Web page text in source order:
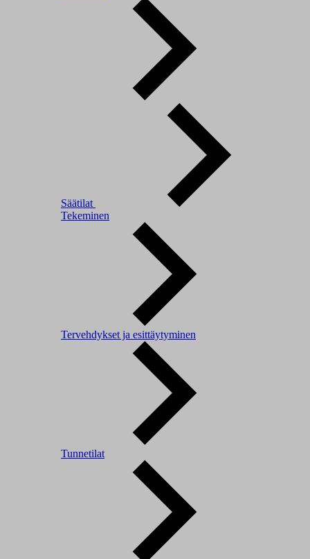
Säätilat
Tekeminen
Tervehdykset ja esittäytyminen
Tunnetilat